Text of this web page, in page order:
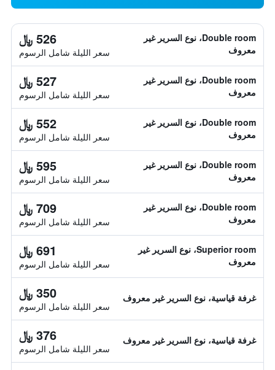
Double room، نوع السرير غير
معروف
526 ﷼
سعر الليلة شامل الرسوم
Double room، نوع السرير غير
معروف
527 ﷼
سعر الليلة شامل الرسوم
Double room، نوع السرير غير
معروف
552 ﷼
سعر الليلة شامل الرسوم
Double room، نوع السرير غير
معروف
595 ﷼
سعر الليلة شامل الرسوم
Double room، نوع السرير غير
معروف
709 ﷼
سعر الليلة شامل الرسوم
Superior room، نوع السرير غير
معروف
691 ﷼
سعر الليلة شامل الرسوم
غرفة قياسية، نوع السرير غير معروف 350 ﷼
سعر الليلة شامل الرسوم
غرفة قياسية، نوع السرير غير معروف 376 ﷼
سعر الليلة شامل الرسوم